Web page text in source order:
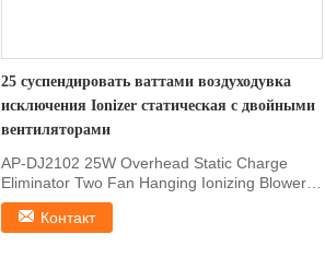
25 суспендировать ваттами воздуходувка
исключения Ionizer статическая с двойными
вентиляторами
AP-DJ2102 25W Overhead Static Charge
Eliminator Two Fan Hanging Ionizing Blower
1, Features AP...
Контакт